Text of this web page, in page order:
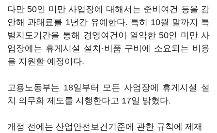
다만 50인 미만 사업장에 대해서는 준비여건 등을 감
안해 과태료를 1년간 유예한다. 특히 10월 말까지 특
별지도기간을 통해 경영여건이 열악한 50인 미만 사
업장에는 휴게시설 설치·비품 구비에 소요되는 비용
을 지원할 예정이다.
고용노동부는 18일부터 모든 사업장에 휴게시설 설
치 의무화 제도를 시행한다고 17일 밝혔다.
개정 전에는 산업안전보건기준에 관한 규칙에 제재